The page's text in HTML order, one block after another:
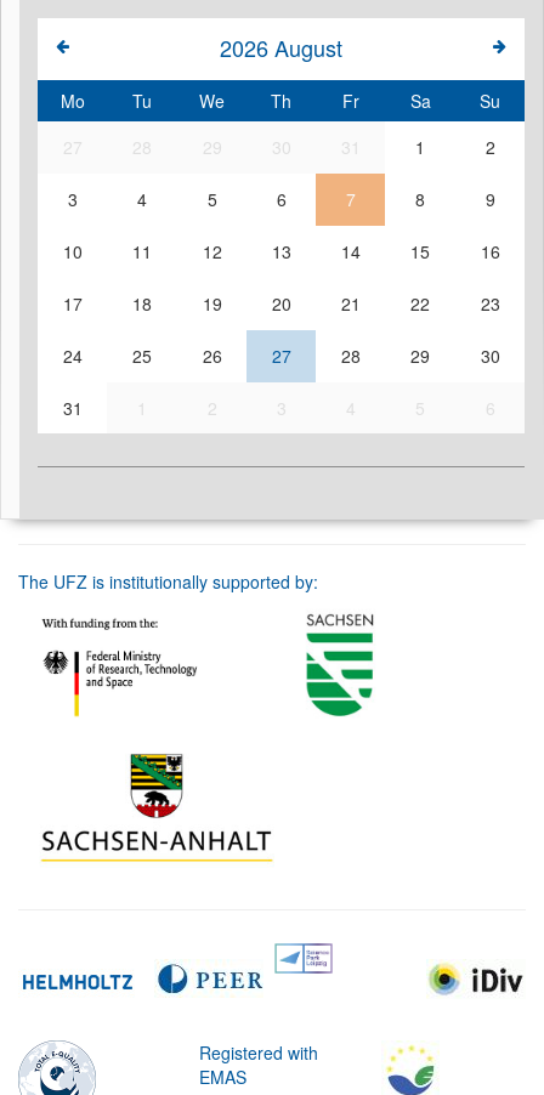
2026August
Mo Tu We Th Fr Sa
Su
27
28 29 30 31 1 2
3 4 5 6 7 8 9
10 11 12 13 14 15 16
17 18 19 20 21 22 23
24 25 26 27 28 29 30
31 1 2 3 4 5 6
The UFZ is institutionally supported by:
Registered with
EMAS